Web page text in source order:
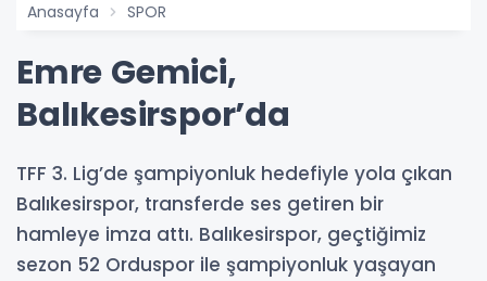
Anasayfa SPOR
Emre Gemici,
Balıkesirspor’da
TFF 3. Lig’de şampiyonluk hedefiyle yola çıkan
Balıkesirspor, transferde ses getiren bir
hamleye imza attı. Balıkesirspor, geçtiğimiz
sezon 52 Orduspor ile şampiyonluk yaşayan